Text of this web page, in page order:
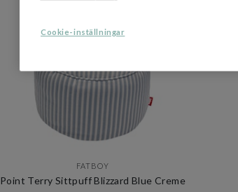
FATBOY
Point Terry Sittpuff Blizzard Blue Creme
Cookie-inställningar